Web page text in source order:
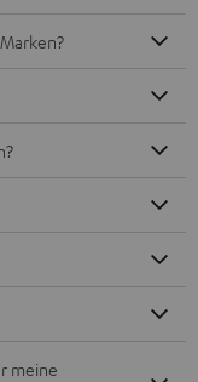
meine